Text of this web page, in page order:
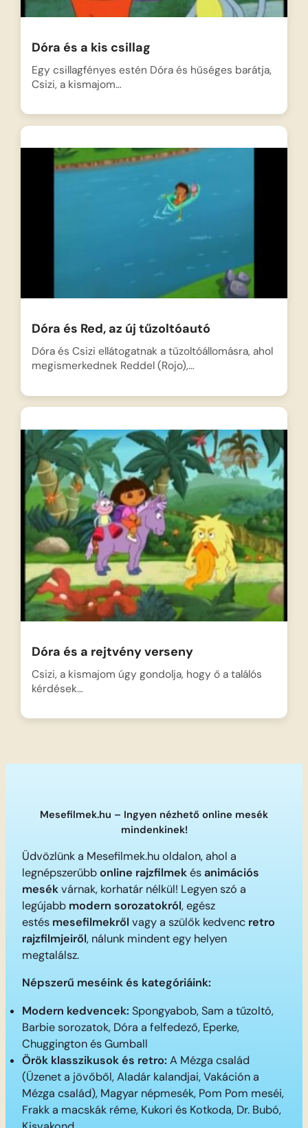
Dóra és a kis csillag
Egy csillagfényes estén Dóra és hűséges barátja,
Csizi, a kismajom…
Dóra és Red, az új tűzoltóautó
Dóra és Csizi ellátogatnak a tűzoltóállomásra, ahol
megismerkednek Reddel (Rojo),…
Dóra és a rejtvény verseny
Csizi, a kismajom úgy gondolja, hogy ő a találós
kérdések…
Mesefilmek.hu – Ingyen nézhető online mesék
mindenkinek!
Üdvözlünk a Mesefilmek.hu oldalon, ahol a
legnépszerűbbonline rajzfilmekésanimációs
mesékvárnak, korhatár nélkül! Legyen szó a
legújabb modern sorozatokról, egész
estés mesefilmekről vagy a szülők kedvenc retro
rajzfilmjeiről, nálunk mindent egy helyen
megtalálsz.
Népszerű meséink és kategóriáink:
Modern kedvencek: Spongyabob, Sam a tűzoltó,
Barbie sorozatok, Dóra a felfedező, Eperke,
Chuggington és Gumball
Örök klasszikusok és retro: A Mézga család
(Üzenet a jövőből, Aladár kalandjai, Vakáción a
Mézga család), Magyar népmesék, Pom Pom meséi,
Frakk a macskák réme, Kukori és Kotkoda, Dr. Bubó,